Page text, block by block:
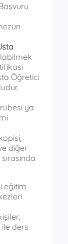
Öğretici
ya
diğer
eğitim
ile ders